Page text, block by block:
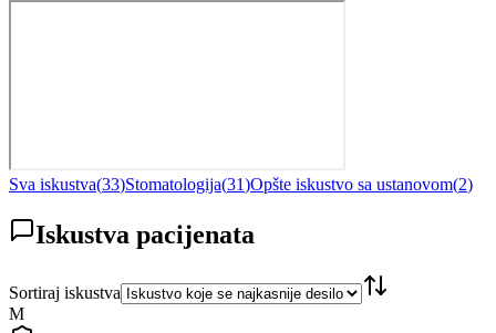
Sva iskustva(33)Stomatologija(31)Opšte iskustvo sa ustanovom(2)
Iskustva pacijenata
Sortiraj iskustva
M